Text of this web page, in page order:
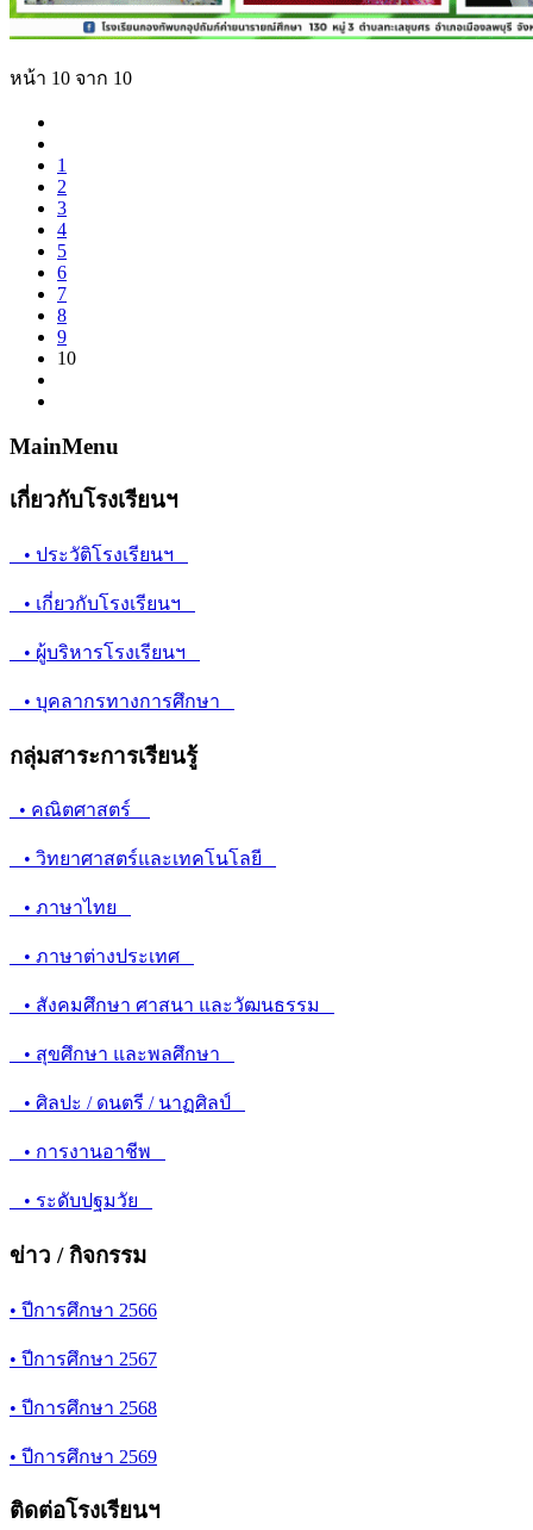
หน้า 10 จาก 10
1
2
3
4
5
6
7
8
9
10
MainMenu
เกี่ยวกับโรงเรียนฯ
• ประวัติโรงเรียนฯ
• เกี่ยวกับโรงเรียนฯ
• ผู้บริหารโรงเรียนฯ
• บุคลากรทางการศึกษา
กลุ่มสาระการเรียนรู้
• คณิตศาสตร์
• วิทยาศาสตร์และเทคโนโลยี
• ภาษาไทย
• ภาษาต่างประเทศ
• สังคมศึกษา ศาสนา และวัฒนธรรม
• สุขศึกษา และพลศึกษา
• ศิลปะ / ดนตรี / นาฏศิลป์
• การงานอาชีพ
• ระดับปฐมวัย
ข่าว / กิจกรรม
• ปีการศึกษา 2566
• ปีการศึกษา 2567
• ปีการศึกษา 2568
• ปีการศึกษา 2569
ติดต่อโรงเรียนฯ